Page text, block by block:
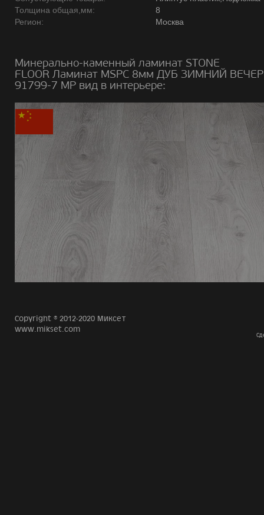
Толщина общая,мм:
8
Регион:
Москва
Минерально-каменный ламинат STONE
FLOOR Ламинат MSPC 8мм ДУБ ЗИМНИЙ ВЕЧЕР
91799-7 MP вид в интерьере:
Copyright © 2012-2020 Миксет
www.mikset.com